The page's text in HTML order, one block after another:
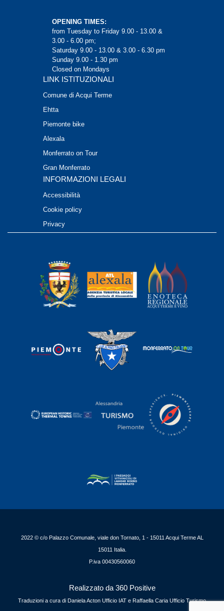
OPENING TIMES:
from Tuesday to Friday 9.00 - 13.00 &
3.00 - 6.00 pm;
Saturday 9.00 - 13.00 & 3.00 - 6.30 pm
Sunday 9.00 - 1.30 pm
Closed on Mondays
LINK ISTITUZIONALI
Comune di Acqui Terme
Ehtta
Piemonte bike
Alexala
Monferrato on Tour
Gran Monferrato
INFORMAZIONI LEGALI
Accessibilità
Cookie policy
Privacy
2022 © c/o Palazzo Comunale, viale don Tornato, 1 - 15011 Acqui Terme AL
15011 Italia.
P.iva 00430560060
Realizzato da 360 Positive
Traduzioni a cura di Daniela Acton Ufficio IAT e Raffaella Caria Ufficio Turismo